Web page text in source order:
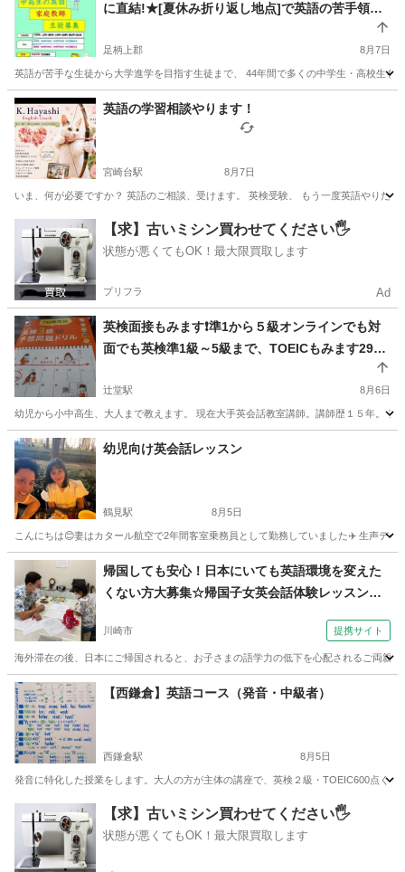
に直結!★[夏休み折り返し地点]で英語の苦手領域
師】44年の指導経験で“分かる”まで丁寧にサポー
トします 月4回8,000円から／60分無料体験あり
（残り2名）
足柄上郡 8月7日
英語が苦手な生徒から大学進学を目指す生徒まで、 44年間で多くの中学生・高校生
神奈川 足柄上郡 英語/基礎英語 英語教師
英語の学習相談やります！
宮崎台駅 8月7日
いま、何が必要ですか？ 英語のご相談、受けます。 英検受験、 もう一度英語やりた
神奈川 川崎市 宮崎台駅 英語 状態
【求】古いミシン買わせてください🖐️
状態が悪くてもOK！最大限買取します
プリフラ Ad
英検面接もみます❗準1から５級オンラインでも対
面でも英検準1級～5級まで、TOEICもみます295
→630点、2級大学受験用英検、オンラインで全国
からOK。TOEIC対策、対面でも。小学生から大人
まで 英会話、英検５級から準１級、TOEIC初級
者まで教えます
辻堂駅 8月6日
幼児から小中高生、大人まで教えます。 現在大手英会話教室講師。講師歴１５年。
神奈川 藤沢市 辻堂駅 英検
幼児向け英会話レッスン
鶴見駅 8月5日
こんにちは😊妻はカタール航空で2年間客室乗務員として勤務していました✈️ 生声デ
神奈川 横浜市 鶴見駅 英語 幼児
帰国しても安心！日本にいても英語環境を変えた
くない方大募集☆帰国子女英会話体験レッスン
川崎市 提携サイト
海外滞在の後、日本にご帰国されると、お子さまの語学力の低下を心配されるご両親
神奈川 川崎市 英会話
【西鎌倉】英語コース（発音・中級者）
西鎌倉駅 8月5日
発音に特化した授業をします。大人の方が主体の講座で、英検２級・TOEIC600点く
神奈川 鎌倉市 西鎌倉駅 発音 1級
【求】古いミシン買わせてください🖐️
状態が悪くてもOK！最大限買取します